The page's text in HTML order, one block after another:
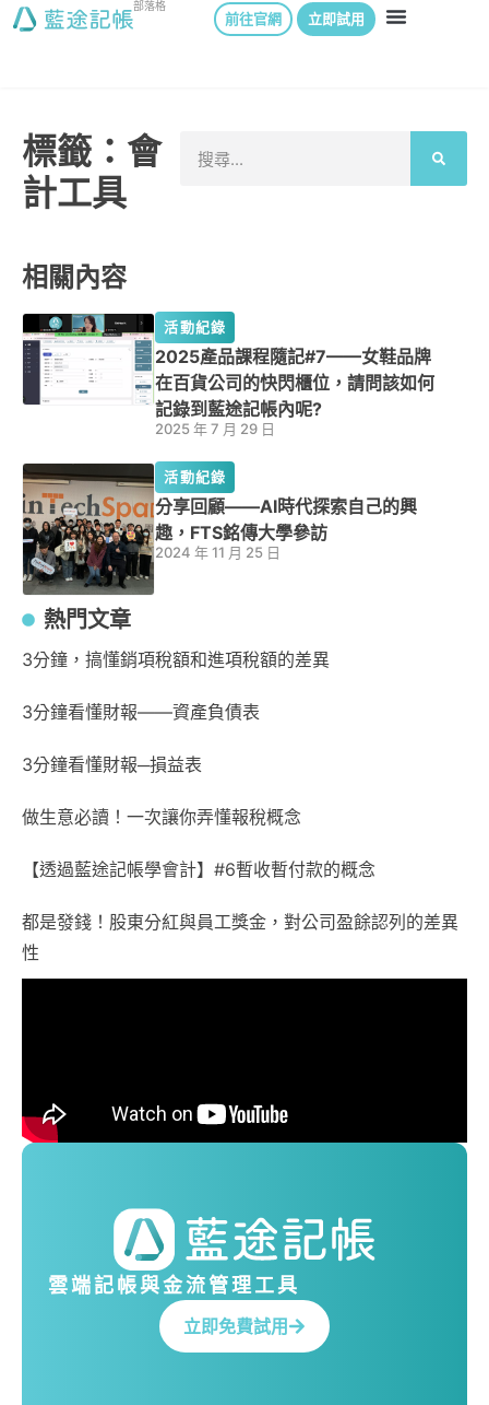
部落格
前往官網 立即試用
標籤：會
計工具
相關內容
活動紀錄
2025產品課程隨記#7——女鞋品牌
在百貨公司的快閃櫃位，請問該如何
記錄到藍途記帳內呢?
2025 年 7 月 29 日
活動紀錄
分享回顧——AI時代探索自己的興
趣，FTS銘傳大學參訪
2024 年 11 月 25 日
熱門文章
3分鐘，搞懂銷項稅額和進項稅額的差異
3分鐘看懂財報——資產負債表
3分鐘看懂財報─損益表
做生意必讀！一次讓你弄懂報稅概念
【透過藍途記帳學會計】#6暫收暫付款的概念
都是發錢！股東分紅與員工獎金，對公司盈餘認列的差異
性
雲端記帳與金流管理工具
立即免費試用